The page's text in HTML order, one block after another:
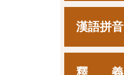
漢語拼音